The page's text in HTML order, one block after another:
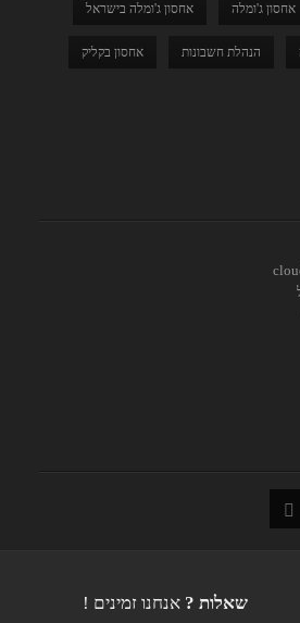
אחסון ג'ומלה אחסון ג'ומלה בישראל
הנהלת חשבונות אחסון בקליק
שאלות ? אנחנו זמינים !